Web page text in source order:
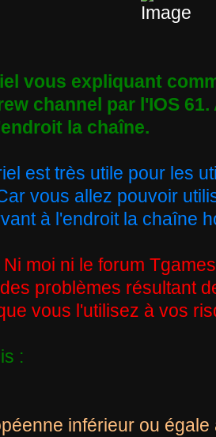
vous expliquant
channel par l'IOS
la chaîne.
est très utile pour les
vous allez pouvoir
à l'endroit la chaîne
Ni moi ni le forum
problèmes résultant
vous l'utilisez à vos
:
inférieur ou égale